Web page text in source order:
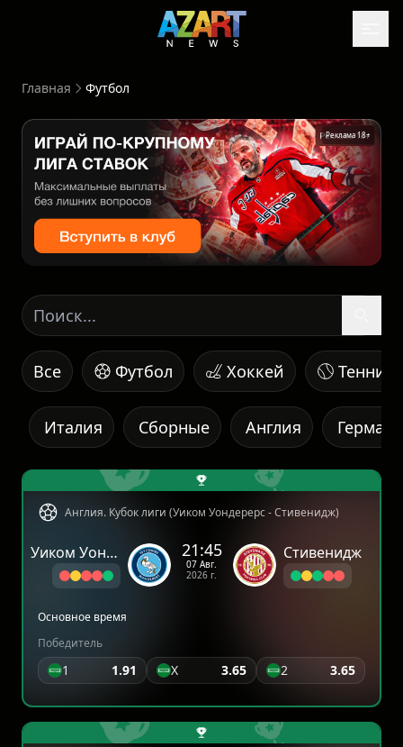
Главная Футбол
Реклама 18+
Все Футбол Хоккей Теннис
Италия Сборные Англия
Англия. Кубок лиги (Уиком Уондерерс - Стивенидж)
Уиком Уондерерс 21:45
07 Авг.
2026 г.
Стивенидж
Основное время
Победитель
1 1.91 X 3.65 2 3.65